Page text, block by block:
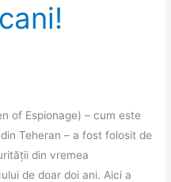
of Espionage) – cum este
Teheran – a fost folosit de
din vremea
de doar doi ani. Aici a